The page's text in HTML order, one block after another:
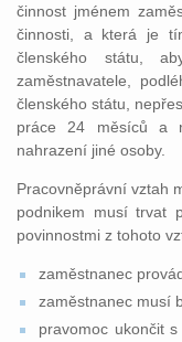
činnost jménem
činnosti, a která je
členského státu,
zaměstnavatele,
členského státu,
práce 24 měsíců a
nahrazení jiné osoby.
Pracovněprávní vztah
podnikem musí trvat
povinnostmi z tohoto
zaměstnanec
zaměstnanec musí
pravomoc ukončit